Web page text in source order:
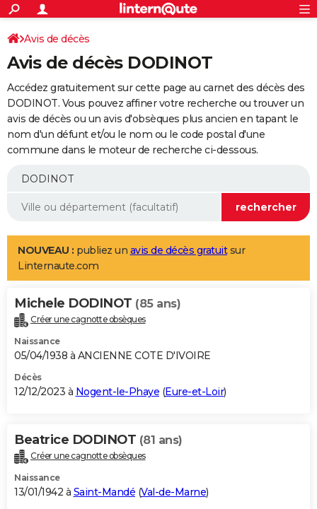
ACTUALITÉS
Politique
Société
Faits Divers
Education
Monde
Villes
+
SPORT
Coupe du monde 2026
Football
Tennis
Cyclisme
Rugby
Forum
Programme TV
TNT
Streaming
Cinéma
Sorties cinéma
Musique
+
FINANCE
Retraite
Epargne
Immobilier
Risques naturels par ville
Banque
Assurance
AUTO
Essais
Réserver un essai
Citadines
Berlines
SUV
Forum auto
+
Mobiles
Meilleur smartphone
Internet
Ordinateurs
Jeux vidéo
Guide high-tech
Aménagement intérieur
LIFESTYLE
Art de vivre
Bien-être
Loisirs
Mode
Modes de vie
Alimentation
Guide de la santé
Maladies
Médicaments
Sommeil
VOYAGE
Destinations
City break
Voyage nature
Voyage de noces
Forum
Climat
+PHOTO
GUIDES D'ACHAT
BONS PLANS
Carte de Noël
Carte Bonne année
Carte Saint-Valentin
Carte Pâques
Carte d'anniversaire
DICTIONNAIRE
Dictionnaire
Biographies
Citations
Expressions
Proverbes
PROGRAMME TV
Avis de décès
Avis de décès DODINOT
Accédez gratuitement sur cette page au carnet des décès des
DODINOT. Vous pouvez affiner votre recherche ou trouver un
avis de décès ou un avis d'obsèques plus ancien en tapant le
nom d'un défunt et/ou le nom ou le code postal d'une
commune dans le moteur de recherche ci-dessous.
NOUVEAU : publiez un avis de décès gratuitsur
Linternaute.com
Michele DODINOT (85 ans)
Créer une cagnotte obsèques
Naissance
05/04/1938 à ANCIENNE COTE D'IVOIRE
Décès
12/12/2023 à Nogent-le-Phaye (Eure-et-Loir)
Beatrice DODINOT (81 ans)
Créer une cagnotte obsèques
Naissance
13/01/1942 à Saint-Mandé (Val-de-Marne)